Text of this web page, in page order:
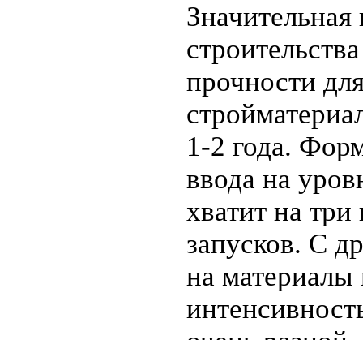
прочности
1-2 года.
ввода на
хватит на
запусков. С
на материалы